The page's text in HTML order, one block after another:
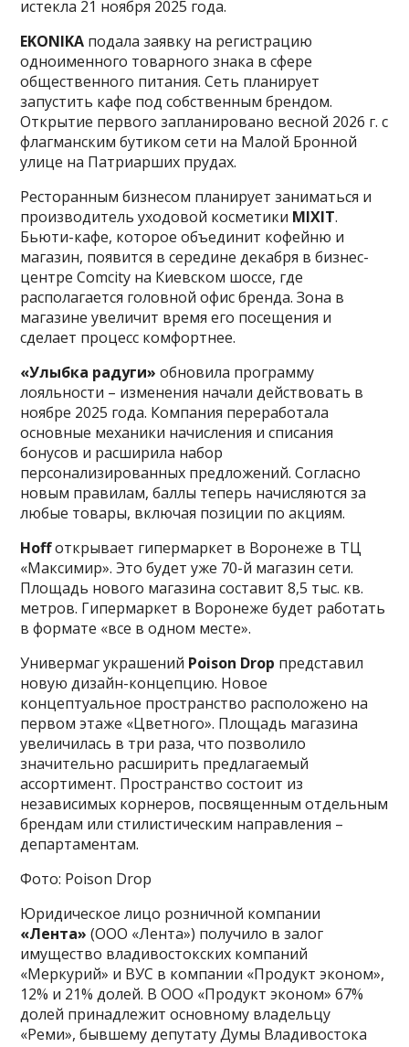
истекла 21 ноября 2025 года.
EKONIKA подала заявку на регистрацию
одноименного товарного знака в сфере
общественного питания. Cеть планирует
запустить кафе под собственным брендом.
Открытие первого запланировано весной 2026 г. с
флагманским бутиком сети на Малой Бронной
улице на Патриарших прудах.
Ресторанным бизнесом планирует заниматься и
производитель уходовой косметики MIXIT.
Бьюти-кафе, которое объединит кофейню и
магазин, появится в середине декабря в бизнес-
центре Comcity на Киевском шоссе, где
располагается головной офис бренда. Зона в
магазине увеличит время его посещения и
сделает процесс комфортнее.
«Улыбка радуги» обновила программу
лояльности – изменения начали действовать в
ноябре 2025 года. Компания переработала
основные механики начисления и списания
бонусов и расширила набор
персонализированных предложений. Согласно
новым правилам, баллы теперь начисляются за
любые товары, включая позиции по акциям.
Hoffоткрывает гипермаркет в Воронеже в ТЦ
«Максимир». Это будет уже 70-й магазин сети.
Площадь нового магазина составит 8,5 тыс. кв.
метров. Гипермаркет в Воронеже будет работать
в формате «все в одном месте».
Универмаг украшений Poison Drop представил
новую дизайн-концепцию. Новое
концептуальное пространство расположено на
первом этаже «Цветного». Площадь магазина
увеличилась в три раза, что позволило
значительно расширить предлагаемый
ассортимент. Пространство состоит из
независимых корнеров, посвященным отдельным
брендам или стилистическим направления –
департаментам.
Фото: Poison Drop
Юридическое лицо розничной компании
«Лента» (ООО «Лента») получило в залог
имущество владивостокских компаний
«Меркурий» и ВУС в компании «Продукт эконом»,
12% и 21% долей. В ООО «Продукт эконом» 67%
долей принадлежит основному владельцу
«Реми», бывшему депутату Думы Владивостока